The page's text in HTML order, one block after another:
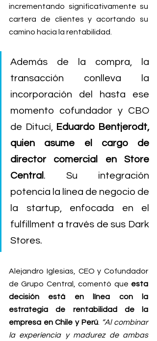
incrementando significativamente su
cartera de clientes y acortando su
camino hacia la rentabilidad.
Además de la compra, la
transacción conlleva la
incorporación del hasta ese
momento cofundador y CBO
de Ditucí, Eduardo Bentjerodt,
quien asume el cargo de
director comercial en Store
Central . Su integración
potencia la línea de negocio de
la startup, enfocada en el
fulfillment a través de sus Dark
Stores.
Alejandro Iglesias, CEO y Cofundador
de Grupo Central, comentó que esta
decisión está en línea con la
estrategia de rentabilidad de la
empresa en Chile y Perú. “Al combinar
la experiencia y madurez de ambas